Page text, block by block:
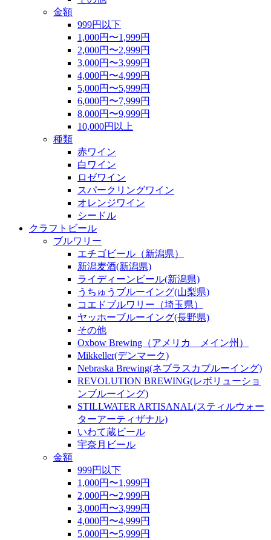
金額
999円以下
1,000円〜1,999円
2,000円〜2,999円
3,000円〜3,999円
4,000円〜4,999円
5,000円〜5,999円
6,000円〜7,999円
8,000円〜9,999円
10,000円以上
種類
赤ワイン
白ワイン
ロゼワイン
スパークリングワイン
オレンジワイン
シードル
クラフトビール
ブルワリー
エチゴビール（新潟県）
新潟麦酒(新潟県)
ライディーンビール(新潟県)
うちゅうブルーイング(山梨県)
コエドブルワリー（埼玉県）
ヤッホーブルーイング(長野県)
その他
Oxbow Brewing（アメリカ メイン州）
Mikkeller(デンマーク)
Nebraska Brewing(ネブラスカブルーイング)
REVOLUTION BREWING(レボリューショ
ンブルーイング)
STILLWATER ARTISANAL(スティルウォー
ターアーティザナル)
いわて蔵ビール
宇奈月ビール
金額
999円以下
1,000円〜1,999円
2,000円〜2,999円
3,000円〜3,999円
4,000円〜4,999円
5,000円〜5,999円